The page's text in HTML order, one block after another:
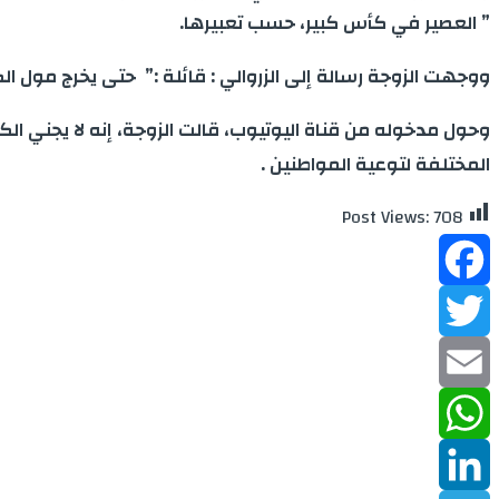
” العصير في كأس كبير، حسب تعبيرها.
ووجهت الزوجة رسالة إلى الزروالي : قائلة :” حتى يخرج
وحول مدخوله من قناة اليوتيوب، قالت الزوجة، إنه لا
المختلفة لتوعية المواطنين .
Post Views:708
Facebook
Twitter
Email
WhatsApp